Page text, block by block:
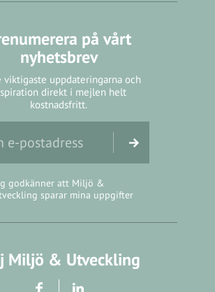
på vårt
nyhetsbrev
viktigaste uppdateringarna och
direkt i mejlen helt
kostnadsfritt.
godkänner att Miljö &
sparar mina uppgifter
Miljö & Utveckling